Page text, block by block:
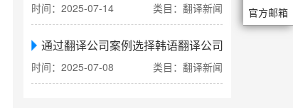
时间：2025-07-14 类目：翻译新闻
通过翻译公司案例选择韩语翻译公司
时间：2025-07-08 类目：翻译新闻
官方邮箱